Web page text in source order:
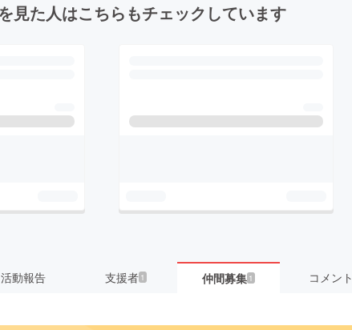
見た人はこちらもチェックしています
活動報告 支援者 1 仲間募集 1 コメント